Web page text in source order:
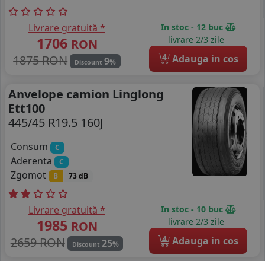
Livrare gratuită *
1706 RON
1875 RON
Discount 9%
In stoc - 12 buc
livrare 2/3 zile
4 Adauga in cos
Anvelope camion Linglong
Ett100
445/45 R19.5 160J
Consum C
Aderenta C
Zgomot B 73 dB
Livrare gratuită *
1985 RON
2659 RON
Discount 25%
In stoc - 10 buc
livrare 2/3 zile
4 Adauga in cos